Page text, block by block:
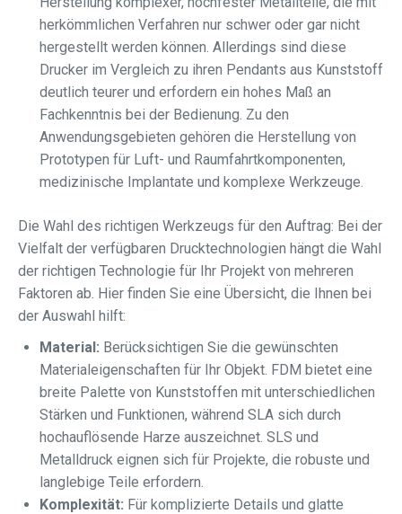
herkömmlichen Verfahren nur schwer oder gar nicht
hergestellt werden können. Allerdings sind diese
Drucker im Vergleich zu ihren Pendants aus Kunststoff
deutlich teurer und erfordern ein hohes Maß an
Fachkenntnis bei der Bedienung. Zu den
Anwendungsgebieten gehören die Herstellung von
Prototypen für Luft- und Raumfahrtkomponenten,
medizinische Implantate und komplexe Werkzeuge.
Die Wahl des richtigen Werkzeugs für den Auftrag: Bei der
Vielfalt der verfügbaren Drucktechnologien hängt die Wahl
der richtigen Technologie für Ihr Projekt von mehreren
Faktoren ab. Hier finden Sie eine Übersicht, die Ihnen bei
der Auswahl hilft:
Material: Berücksichtigen Sie die gewünschten
Materialeigenschaften für Ihr Objekt. FDM bietet eine
breite Palette von Kunststoffen mit unterschiedlichen
Stärken und Funktionen, während SLA sich durch
hochauflösende Harze auszeichnet. SLS und
Metalldruck eignen sich für Projekte, die robuste und
langlebige Teile erfordern.
Komplexität: Für komplizierte Details und glatte